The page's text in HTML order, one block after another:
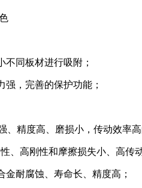
不同板材进行吸附；
，完善的保护功能；
精度高、磨损小，传动效率高
、高刚性和摩擦损失小、高传
耐腐蚀、寿命长、精度高；